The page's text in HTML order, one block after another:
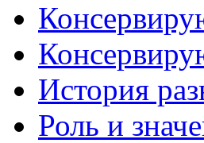
История
Роль и